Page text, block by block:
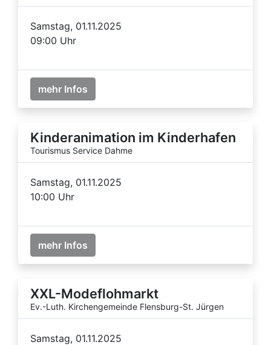
Samstag, 01.11.2025
09:00 Uhr
mehr Infos
Kinderanimation im Kinderhafen
Tourismus Service Dahme
Samstag, 01.11.2025
10:00 Uhr
mehr Infos
XXL-Modeflohmarkt
Ev.-Luth. Kirchengemeinde Flensburg-St. Jürgen
Samstag, 01.11.2025